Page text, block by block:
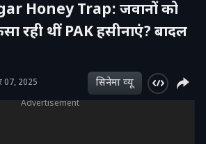
Honey Trap: जवानों को
रही थीं PAK हसीनाएं? बादल
07, 2025 सिनेमा व्‍यू
Advertisement